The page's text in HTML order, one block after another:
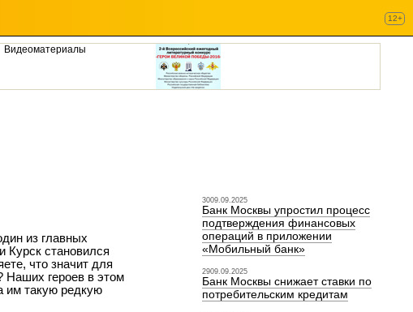
12+
Видеоматериалы
из главных
Курск становился
что значит для
Наших героев в этом
им такую редкую
3009.09.2025
Банк Москвы упростил процесс
подтверждения финансовых
операций в приложении
«Мобильный банк»
2909.09.2025
Банк Москвы снижает ставки по
потребительским кредитам